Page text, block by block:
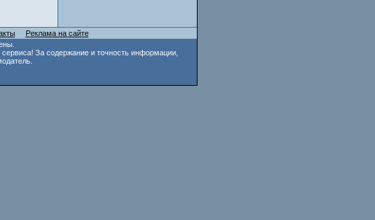
Реклама на сайте
За содержание и точность информации,